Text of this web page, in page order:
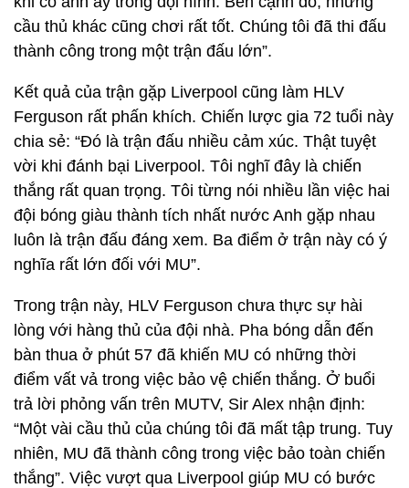
cầu thủ khác cũng chơi rất tốt. Chúng tôi đã thi đấu
thành công trong một trận đấu lớn”.
Kết quả của trận gặp Liverpool cũng làm HLV
Ferguson rất phấn khích. Chiến lược gia 72 tuổi này
chia sẻ: “Đó là trận đấu nhiều cảm xúc. Thật tuyệt
vời khi đánh bại Liverpool. Tôi nghĩ đây là chiến
thắng rất quan trọng. Tôi từng nói nhiều lần việc hai
đội bóng giàu thành tích nhất nước Anh gặp nhau
luôn là trận đấu đáng xem. Ba điểm ở trận này có ý
nghĩa rất lớn đối với MU”.
Trong trận này, HLV Ferguson chưa thực sự hài
lòng với hàng thủ của đội nhà. Pha bóng dẫn đến
bàn thua ở phút 57 đã khiến MU có những thời
điểm vất vả trong việc bảo vệ chiến thắng. Ở buổi
trả lời phỏng vấn trên MUTV, Sir Alex nhận định:
“Một vài cầu thủ của chúng tôi đã mất tập trung. Tuy
nhiên, MU đã thành công trong việc bảo toàn chiến
thắng”. Việc vượt qua Liverpool giúp MU có bước